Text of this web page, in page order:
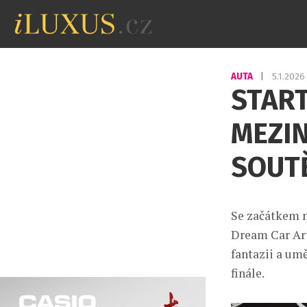
AUTA 5.1.2026
Se začátkem
Dream Car
fantazii a
finále.